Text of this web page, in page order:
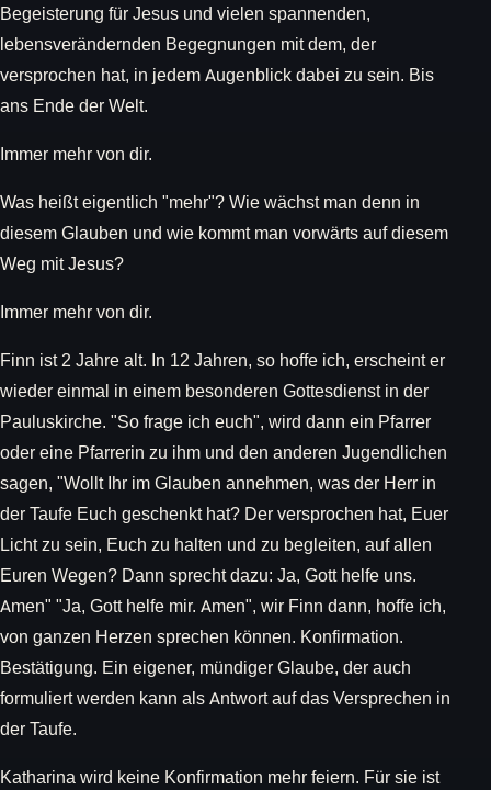
Begeisterung für Jesus und vielen spannenden,
lebensverändernden Begegnungen mit dem, der
versprochen hat, in jedem Augenblick dabei zu sein. Bis
ans Ende der Welt.
Immer mehr von dir.
Was heißt eigentlich "mehr"? Wie wächst man denn in
diesem Glauben und wie kommt man vorwärts auf diesem
Weg mit Jesus?
Immer mehr von dir.
Finn ist 2 Jahre alt. In 12 Jahren, so hoffe ich, erscheint er
wieder einmal in einem besonderen Gottesdienst in der
Pauluskirche. "So frage ich euch", wird dann ein Pfarrer
oder eine Pfarrerin zu ihm und den anderen Jugendlichen
sagen, "Wollt Ihr im Glauben annehmen, was der Herr in
der Taufe Euch geschenkt hat? Der versprochen hat, Euer
Licht zu sein, Euch zu halten und zu begleiten, auf allen
Euren Wegen? Dann sprecht dazu: Ja, Gott helfe uns.
Amen" "Ja, Gott helfe mir. Amen", wir Finn dann, hoffe ich,
von ganzen Herzen sprechen können. Konfirmation.
Bestätigung. Ein eigener, mündiger Glaube, der auch
formuliert werden kann als Antwort auf das Versprechen in
der Taufe.
Katharina wird keine Konfirmation mehr feiern. Für sie ist